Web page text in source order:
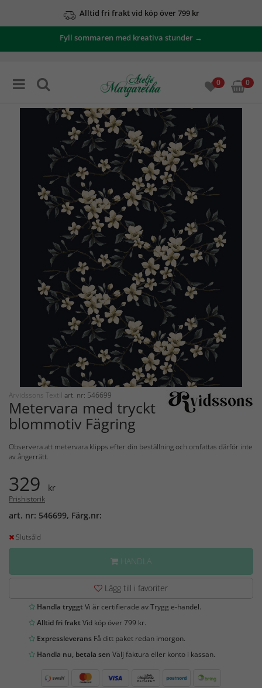
Alltid fri frakt vid köp över 799 kr
Fyll sommaren med kreativa stunder →
0 0
Arvidssons Textil art. nr: 546699
Metervara med tryckt
blommotiv Fägring
Observera att metervara klipps efter din beställning och omfattas därför inte
av ångerrätt.
329 kr
Prishistorik
art. nr: 546699, Färg.nr:
Slutsåld
HANDLA
Lägg till i favoriter
Handla tryggtVi är certifierade av Trygg e-handel.
Alltid fri fraktVid köp över 799 kr.
Expressleverans Få ditt paket redan imorgon.
Handla nu, betala sen Välj faktura eller konto i kassan.